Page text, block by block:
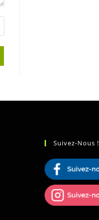
Suivez-Nous !